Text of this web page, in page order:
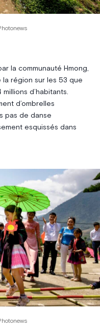
la communauté Hmong,
la région sur les 53 que
d’habitants.
d’ombrelles
pas de danse
esquissés dans